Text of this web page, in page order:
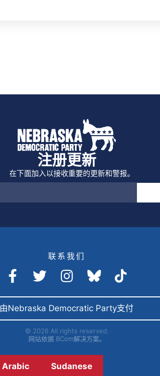
注册更新
在下面加入以接收重要的更新和警报。
联系我们
由Nebraska Democratic Party支付
© 2026 All rights reserved.
网站依据 BCom解决方案。
Arabic Sudanese